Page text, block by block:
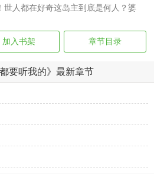
世人都在好奇这岛主到底是何人？婆
加入书架 章节目录
要听我的》最新章节